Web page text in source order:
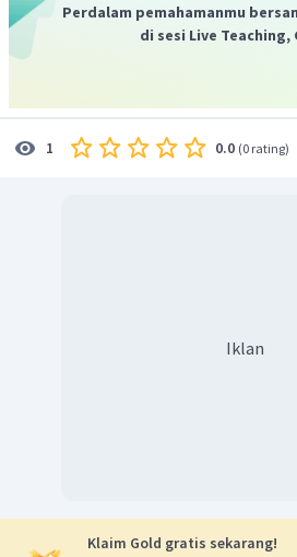
Perdalam pemahamanmu
di sesi Live Teaching,
1 0.0 (0 rating)
Iklan
Klaim Gold gratis sekarang!